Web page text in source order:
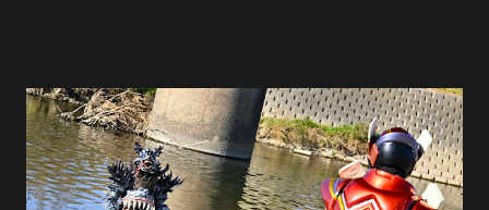
bangunan antik dari negeri Mesir, tetapi istilah ini untuk
menggambarkan bagaimana cara kita menulis. Kalau Anda
melihat piramida, bentuknya mirip dengan segitiga. Bagian
atasnya adalah puncak, makin ke bawah makin lebar. Namun